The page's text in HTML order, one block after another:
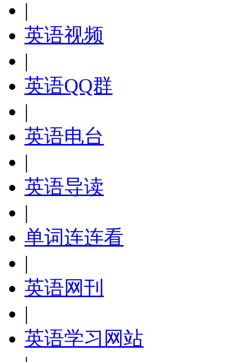
|
英语视频
|
英语QQ群
|
英语电台
|
英语导读
|
单词连连看
|
英语网刊
|
英语学习网站